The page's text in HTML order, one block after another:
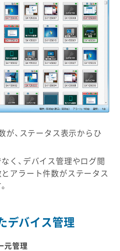
が、ステータス表示からひ
く、デバイス管理やログ閲
アラート件数がステータス
デバイス管理
元管理